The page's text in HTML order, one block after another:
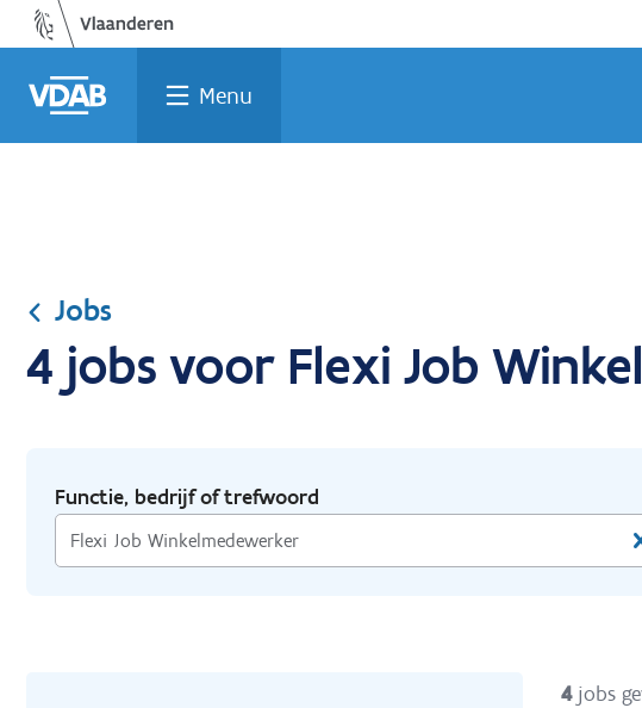
Ga
naar
de
inhoud
Vind
een
job
Vind
een
opleiding
Welke
job
past
bij
Terug
naar
home
Menu
Jobs
4 jobs voor Flexi Job
Functie, bedrijf of trefwoord
4 jobs